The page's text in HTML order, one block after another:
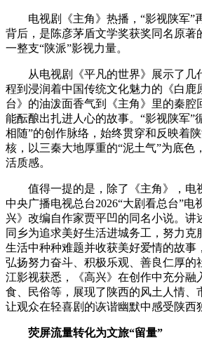
电视剧《主角》热播，“影视陕军”
背后，是陈彦茅盾文学奖获奖同名原著
一整支“陕派”影视力量。
从电视剧《平凡的世界》展示了几
程到浸润着中国传统文化魅力的《白鹿
台》的油泼面香气到《主角》里的秦腔
能酝酿出扎进人心的故事。“影视陕军”
相随”的创作脉络，始终贯穿和反映着
核，以三秦大地厚重的“泥土气”为底色
活质感。
值得一提的是，除了《主角》，电
中央广播电视总台2026“大剧看总台”电
兴》改编自作家贾平凹的同名小说。讲
同乡为追求美好生活进城务工，努力克
生活中种种难题并收获美好爱情的故事
弘扬努力奋斗、积极乐观、善良仁厚的
江影视获悉，《高兴》在创作中充分融
食、民俗等，展现了陕西的风土人情、
让观众在轻喜剧的诙谐幽默中感受陕西
荧屏流量转化为文旅“留量”